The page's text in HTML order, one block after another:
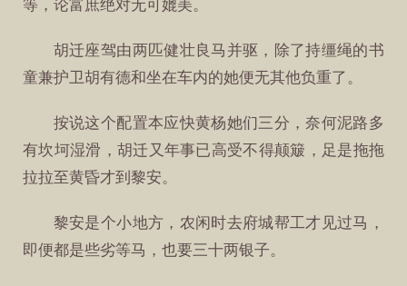
等，论富庶绝对无可媲美。
胡迁座驾由两匹健壮良马并驱，除了持缰绳的书
童兼护卫胡有德和坐在车内的她便无其他负重了。
按说这个配置本应快黄杨她们三分，奈何泥路多
有坎坷湿滑，胡迁又年事已高受不得颠簸，足是拖拖
拉拉至黄昏才到黎安。
黎安是个小地方，农闲时去府城帮工才见过马，
即便都是些劣等马，也要三十两银子。